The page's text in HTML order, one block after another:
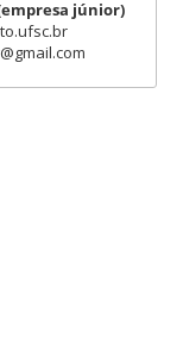
júnior)